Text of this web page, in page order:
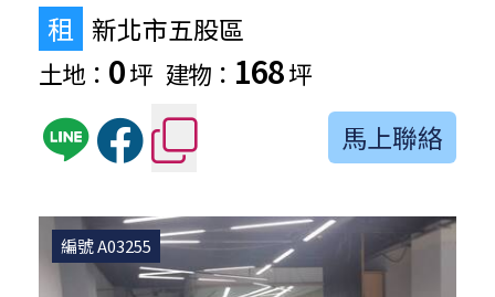
租 新北市五股區
土地： 0坪 建物： 168坪
馬上聯絡
編號 A03255